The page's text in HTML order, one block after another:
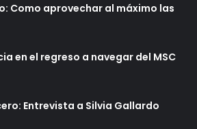
Como aprovechar al máximo las
en el regreso a navegar del MSC
Entrevista a Silvia Gallardo